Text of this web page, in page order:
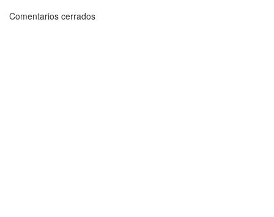
Comentarios cerrados